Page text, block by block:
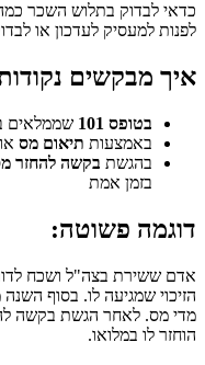
כדאי לבדוק בתלוש השכר כמה
לפנות למעסיק לעדכון או
איך מבקשים נקודות
בטופס 101
שממלאים
באמצעות תיאום מס
בהגשת בקשה להחזר
בזמן אמת
דוגמה פשוטה:
אדם ששירת בצה"ל ושכח
מדי מס. לאחר הגשת בקשה
הוחזר לו במלואו.